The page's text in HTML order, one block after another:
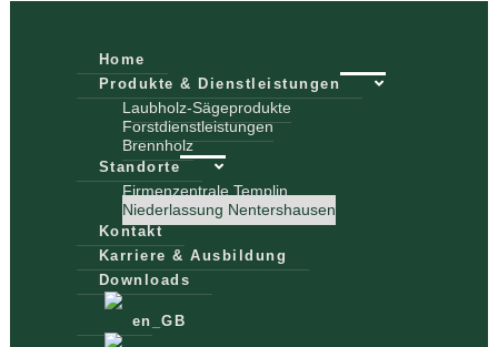
Home
Produkte & Dienstleistungen
Laubholz-Sägeprodukte
Forstdienstleistungen
Brennholz
Standorte
Firmenzentrale Templin
Niederlassung Nentershausen
Kontakt
Karriere & Ausbildung
Downloads